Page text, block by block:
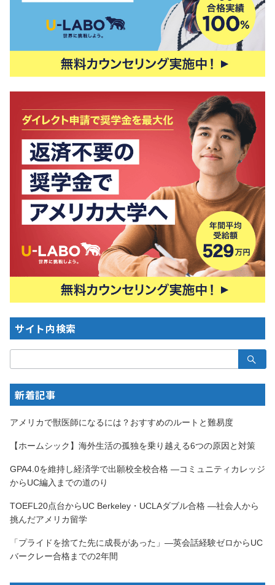
サイト内検索
索：
新着記事
アメリカで獣医師になるには？おすすめのルートと難易度
【ホームシック】海外生活の孤独を乗り越える6つの原因と対策
GPA4.0を維持し経済学で出願校全校合格 —コミュニティカレッジ
からUC編入までの道のり
TOEFL20点台からUC Berkeley・UCLAダブル合格 —社会人から
挑んだアメリカ留学
「プライドを捨てた先に成長があった」—英会話経験ゼロからUC
バークレー合格までの2年間